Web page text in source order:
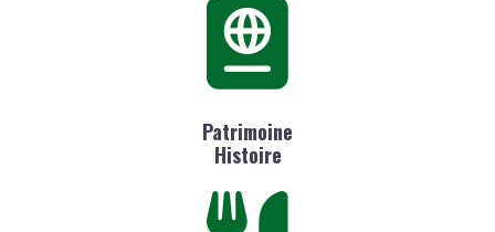
Patrimoine
Histoire